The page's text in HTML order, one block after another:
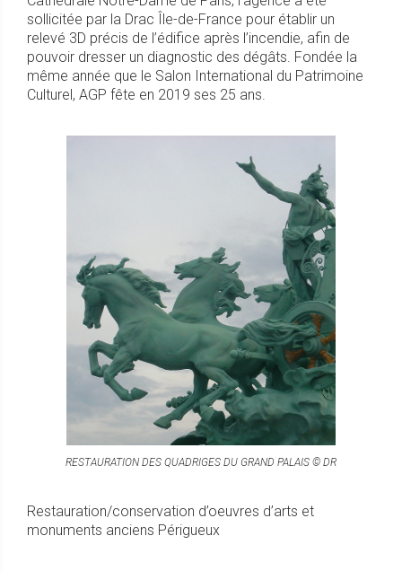
sollicitée par la Drac Île-de-France pour établir un
relevé 3D précis de l’édifice après l’incendie, afin de
pouvoir dresser un diagnostic des dégâts. Fondée la
même année que le Salon International du Patrimoine
Culturel, AGP fête en 2019 ses 25 ans.
RESTAURATION DES QUADRIGES DU GRAND PALAIS © DR
Restauration/conservation d’oeuvres d’arts et
monuments anciens Périgueux